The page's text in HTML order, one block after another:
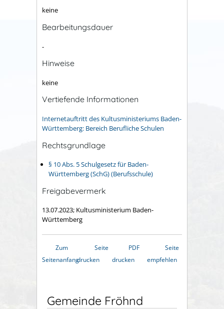
keine
Bearbeitungsdauer
-
Hinweise
keine
Vertiefende Informationen
Internetauftritt des Kultusministeriums Baden-
Württemberg: Bereich Berufliche Schulen
Rechtsgrundlage
§ 10 Abs. 5 Schulgesetz für Baden-
Württemberg (SchG) (Berufsschule)
Freigabevermerk
13.07.2023; Kultusministerium Baden-
Württemberg
Zum
Seitenanfang
Seite
drucken
PDF
drucken
Seite
empfehlen
Gemeinde Fröhnd